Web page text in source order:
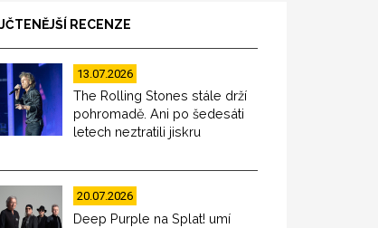
RECENZE
13.07.2026
The Rolling Stones stále drží
pohromadě. Ani po šedesáti
letech neztratili jiskru
20.07.2026
Deep Purple na Splat! umí